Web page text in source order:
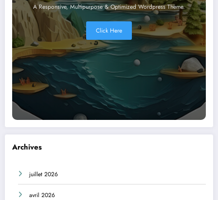
A Responsive, Multipurpose & Optimized Wordpress Theme.
Click Here
Archives
juillet 2026
avril 2026